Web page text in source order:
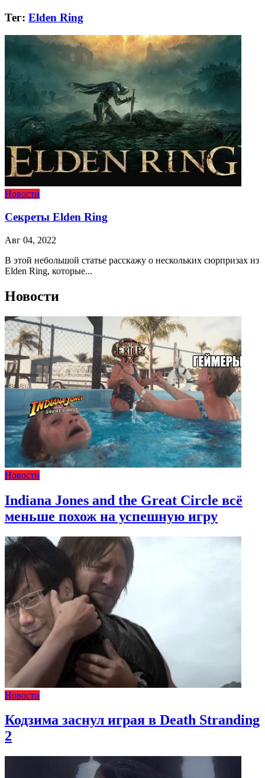
Тег: Elden Ring
Новости
Секреты Elden Ring
Авг 04, 2022
В этой небольшой статье расскажу о нескольких сюрпризах из
Elden Ring, которые...
Новости
Новости
Indiana Jones and the Great Circle всё
меньше похож на успешную игру
Новости
Кодзима заснул играя в Death Stranding
2